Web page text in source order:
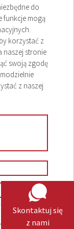
do
funkcje mogą
korzystać z
naszej stronie
swoją zgodę
z naszej
Skontaktuj się
z nami